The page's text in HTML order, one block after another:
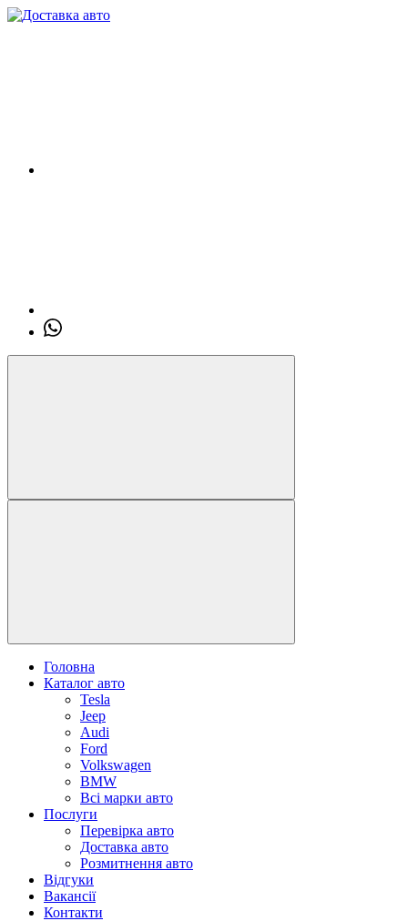
Головна
Каталог авто
Tesla
Jeep
Audi
Ford
Volkswagen
BMW
Всі марки авто
Послуги
Перевірка авто
Доставка авто
Розмитнення авто
Відгуки
Вакансії
Контакти